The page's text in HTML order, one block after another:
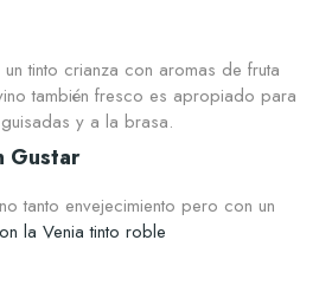
tinto crianza con aromas de fruta
también fresco es apropiado para
y a la brasa.
Gustar
tanto envejecimiento pero con un
la Venia tinto roble